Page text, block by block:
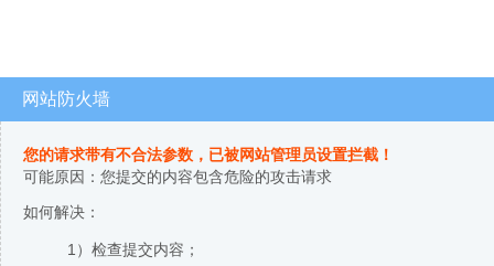
网站防火墙
您的请求带有不合法参数，已被网站管理员设置拦截！
可能原因：您提交的内容包含危险的攻击请求
如何解决：
1）检查提交内容；